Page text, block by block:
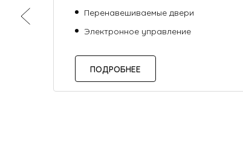
Перенавешиваемые двери
Электронное управление
ПОДРОБНЕЕ